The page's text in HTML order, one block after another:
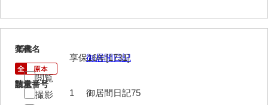
御本家向書抜
75
文書名
御居間日記
請求番号
御居間日記75
年代
享保16年[1731]
数量
1
閲覧
撮影